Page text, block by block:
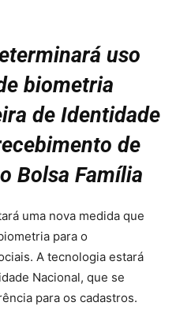
uso
biometria
de Identidade
de
Bolsa Família
uma nova medida que
para o
A tecnologia estará
Nacional, que se
para os cadastros.